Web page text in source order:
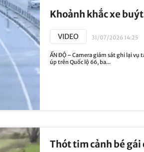
Khoảnh khắc xe
VIDEO 31/07/2026 14:25
ẤN ĐỘ – Camera giám sát ghi lại vụ
úp trên Quốc lộ 66, ba...
Thót tim cảnh bé gái